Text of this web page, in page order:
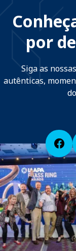
por
Siga as
autênticas,